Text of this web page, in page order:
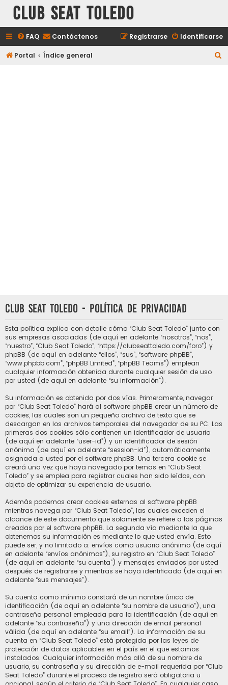
Club Seat Toledo
FAQ Contáctenos Identificarse
Registrarse
Portal Índice general
Club Seat Toledo - Política de privacidad
Esta política explica con detalle cómo “Club Seat Toledo” junto con
sus empresas asociadas (de aquí en adelante “nosotros”, “nos”,
“nuestro”, “Club Seat Toledo”, “https://clubseattoledo.com/foro”) y
phpBB (de aquí en adelante “ellos”, “sus”, “software phpBB”,
“www.phpbb.com”, “phpBB Limited”, “phpBB Teams”) emplean
cualquier información obtenida durante cualquier sesión de uso
por usted (de aquí en adelante “su información”).
Su información es obtenida por dos vías. Primeramente, navegar
por “Club Seat Toledo” hará al software phpBB crear un número de
cookies, las cuales son un pequeño archivo de texto que se
descargan en los archivos temporales del navegador de su PC. Las
primeras dos cookies sólo contienen un identificador de usuario
(de aquí en adelante “user-id”) y un identificador de sesión
anónima (de aquí en adelante “session-id”), automáticamente
asignada a usted por el software phpBB. Una tercera cookie se
creará una vez que haya navegado por temas en “Club Seat
Toledo” y se emplea para registrar cuales han sido leídos, con
objeto de optimizar su experiencia de usuario.
Además podemos crear cookies externas al software phpBB
mientras navega por “Club Seat Toledo”, las cuales exceden el
alcance de este documento que solamente se refiere a las páginas
creadas por el software phpBB. La segunda vía mediante la que
obtenemos su información es mediante lo que usted envía. Esto
puede ser, y no limitado a: envíos como usuario anónimo (de aquí
en adelante “envíos anónimos”), su registro en “Club Seat Toledo”
(de aquí en adelante “su cuenta”) y mensajes enviados por usted
después de registrarse y mientras se haya identificado (de aquí en
adelante “sus mensajes”).
Su cuenta como mínimo constará de un nombre único de
identificación (de aquí en adelante “su nombre de usuario”), una
contraseña personal empleada para la identificación (de aquí en
adelante “su contraseña”) y una dirección de email personal
válida (de aquí en adelante “su email”). La información de su
cuenta en “Club Seat Toledo” está protegida por las leyes de
protección de datos aplicables en el país en el que estamos
instalados. Cualquier información más allá de su nombre de
usuario, su contraseña y su dirección de e-mail requerida por “Club
Seat Toledo” durante el proceso de registro será obligatoria u